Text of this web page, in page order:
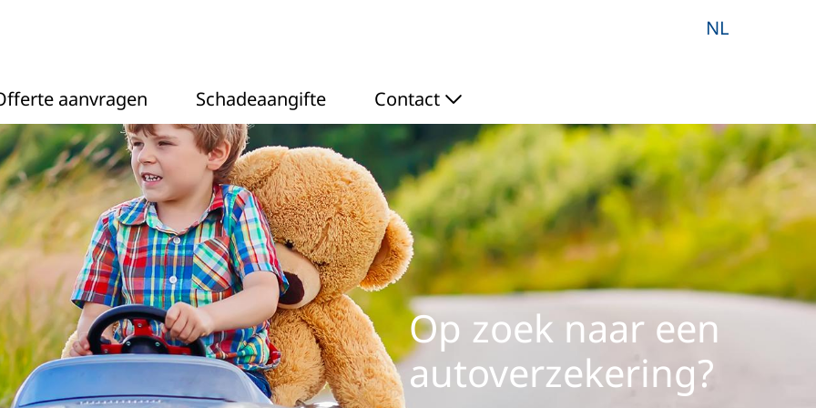
NL
aanvragen Schadeaangifte Contact
Op zoek naar een
autoverzekering?